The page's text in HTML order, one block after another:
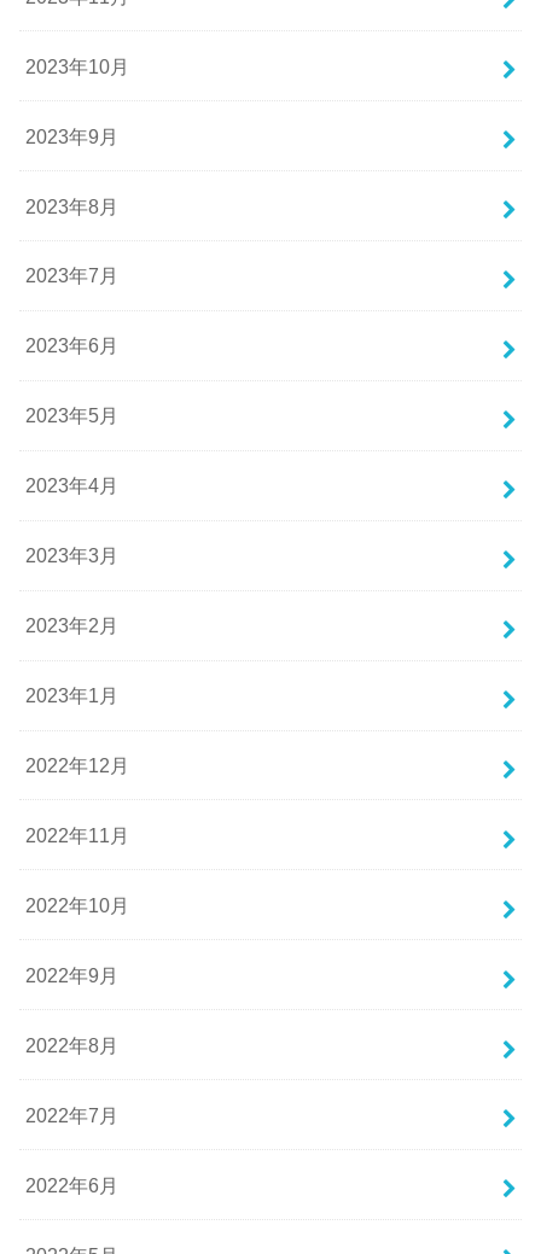
2023年10月
2023年9月
2023年8月
2023年7月
2023年6月
2023年5月
2023年4月
2023年3月
2023年2月
2023年1月
2022年12月
2022年11月
2022年10月
2022年9月
2022年8月
2022年7月
2022年6月